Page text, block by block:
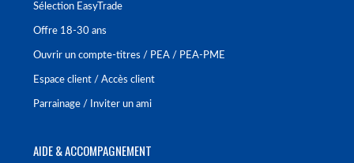
Sélection EasyTrade
Offre 18-30 ans
Ouvrir un compte-titres / PEA / PEA-PME
Espace client / Accès client
Parrainage / Inviter un ami
AIDE & ACCOMPAGNEMENT